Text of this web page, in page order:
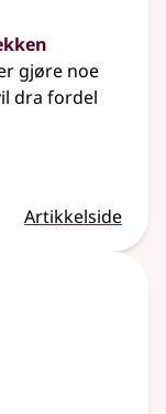
gjøre noe
dra fordel
Artikkelside